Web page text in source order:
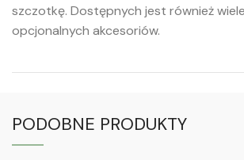
szczotkę. Dostępnych jest również
opcjonalnych akcesoriów.
PODOBNE PRODUKTY